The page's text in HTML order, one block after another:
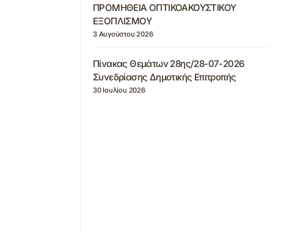
ΠΡΟΜΗΘΕΙΑ ΟΠΤΙΚΟΑΚΟΥΣΤΙΚΟΥ
ΕΞΟΠΛΙΣΜΟΥ
3 Αυγούστου 2026
Πίνακας Θεμάτων 28ης/28-07-2026
Συνεδρίασης Δημοτικής Επιτροπής
30 Ιουλίου 2026